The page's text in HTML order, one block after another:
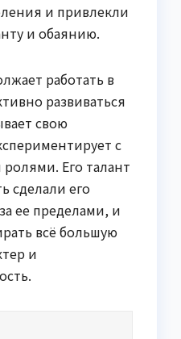
и привлекли
и обаянию.
работать в
развиваться
свою
с
Его талант
сделали его
ее пределами, и
всё большую
и